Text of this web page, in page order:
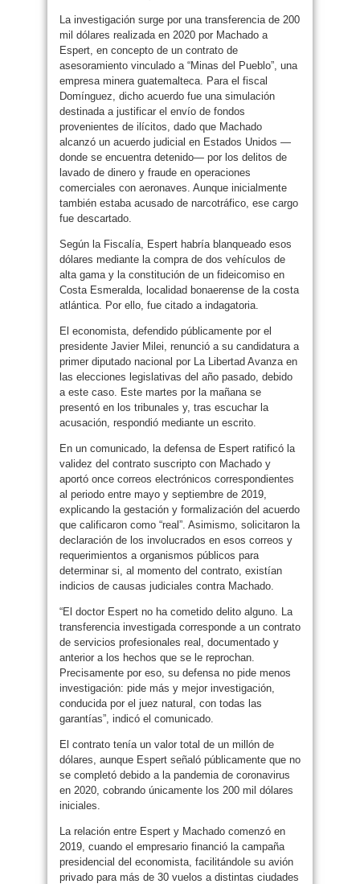
La investigación surge por una transferencia de 200
mil dólares realizada en 2020 por Machado a
Espert, en concepto de un contrato de
asesoramiento vinculado a “Minas del Pueblo”, una
empresa minera guatemalteca. Para el fiscal
Domínguez, dicho acuerdo fue una simulación
destinada a justificar el envío de fondos
provenientes de ilícitos, dado que Machado
alcanzó un acuerdo judicial en Estados Unidos —
donde se encuentra detenido— por los delitos de
lavado de dinero y fraude en operaciones
comerciales con aeronaves. Aunque inicialmente
también estaba acusado de narcotráfico, ese cargo
fue descartado.
Según la Fiscalía, Espert habría blanqueado esos
dólares mediante la compra de dos vehículos de
alta gama y la constitución de un fideicomiso en
Costa Esmeralda, localidad bonaerense de la costa
atlántica. Por ello, fue citado a indagatoria.
El economista, defendido públicamente por el
presidente Javier Milei, renunció a su candidatura a
primer diputado nacional por La Libertad Avanza en
las elecciones legislativas del año pasado, debido
a este caso. Este martes por la mañana se
presentó en los tribunales y, tras escuchar la
acusación, respondió mediante un escrito.
En un comunicado, la defensa de Espert ratificó la
validez del contrato suscripto con Machado y
aportó once correos electrónicos correspondientes
al periodo entre mayo y septiembre de 2019,
explicando la gestación y formalización del acuerdo
que calificaron como “real”. Asimismo, solicitaron la
declaración de los involucrados en esos correos y
requerimientos a organismos públicos para
determinar si, al momento del contrato, existían
indicios de causas judiciales contra Machado.
“El doctor Espert no ha cometido delito alguno. La
transferencia investigada corresponde a un contrato
de servicios profesionales real, documentado y
anterior a los hechos que se le reprochan.
Precisamente por eso, su defensa no pide menos
investigación: pide más y mejor investigación,
conducida por el juez natural, con todas las
garantías”, indicó el comunicado.
El contrato tenía un valor total de un millón de
dólares, aunque Espert señaló públicamente que no
se completó debido a la pandemia de coronavirus
en 2020, cobrando únicamente los 200 mil dólares
iniciales.
La relación entre Espert y Machado comenzó en
2019, cuando el empresario financió la campaña
presidencial del economista, facilitándole su avión
privado para más de 30 vuelos a distintas ciudades